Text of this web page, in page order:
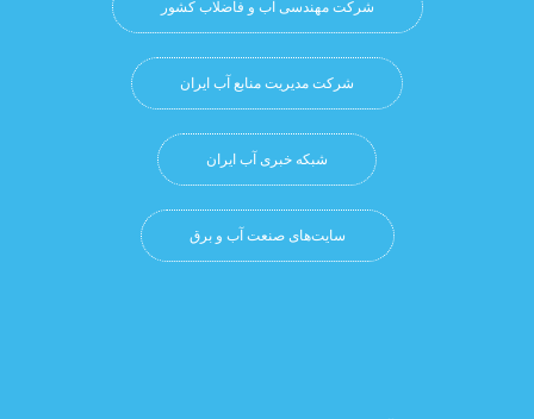
شرکت مهندسی آب و فاضلاب کشور
شرکت مدیریت منابع آب ایران
شبکه خبری آب ایران
سایت‌های صنعت آب و برق